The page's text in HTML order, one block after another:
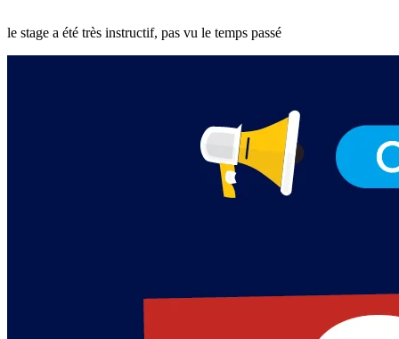
le stage a été très instructif, pas vu le temps passé